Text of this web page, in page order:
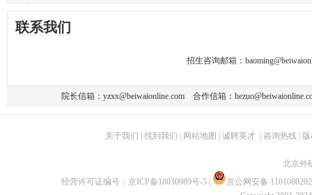
联系我们
招生咨询邮箱：
院长信箱： yzxx@beiwaionline.com 合作信箱：
关于我们 找到我们 网站地图 诚聘英才| 咨询热线|
北京外
经营许可证编号： 京ICP备18030989号-5
京公网安备